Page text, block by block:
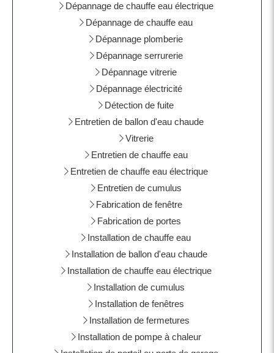
Dépannage de chauffe eau électrique
Dépannage de chauffe eau
Dépannage plomberie
Dépannage serrurerie
Dépannage vitrerie
Dépannage électricité
Détection de fuite
Entretien de ballon d'eau chaude
Vitrerie
Entretien de chauffe eau
Entretien de chauffe eau électrique
Entretien de cumulus
Fabrication de fenêtre
Fabrication de portes
Installation de chauffe eau
Installation de ballon d'eau chaude
Installation de chauffe eau électrique
Installation de cumulus
Installation de fenêtres
Installation de fermetures
Installation de pompe à chaleur